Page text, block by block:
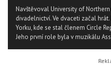
Navštěvoval University of
divadelnictví. Ve dvaceti začal
Yorku, kde se stal členem Circle
Jeho první role byla v muzikálu